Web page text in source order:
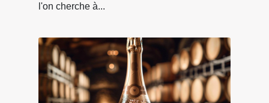
l'on cherche à...